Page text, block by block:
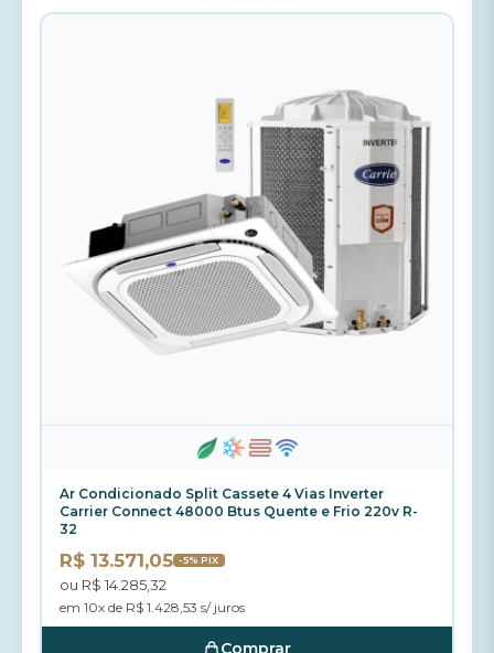
Ar Condicionado Split Cassete 4 Vias Inverter
Carrier Connect 48000 Btus Quente e Frio 220v R-
32
R$ 13.571,05 -5% PIX
ou R$ 14.285,32
em 10x de R$ 1.428,53 s/ juros
Comprar